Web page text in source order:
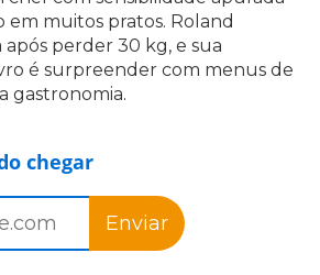
em muitos pratos. Roland
perder 30 kg, e sua
é surpreender com menus de
gastronomia.
chegar
Enviar